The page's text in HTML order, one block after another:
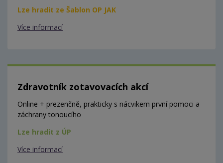
Lze hradit ze Šablon OP JAK
Více informací
Zdravotník zotavovacích akcí
Online + prezenčně, prakticky s nácvikem první pomoci a
záchrany tonoucího
Lze hradit z ÚP
Více informací